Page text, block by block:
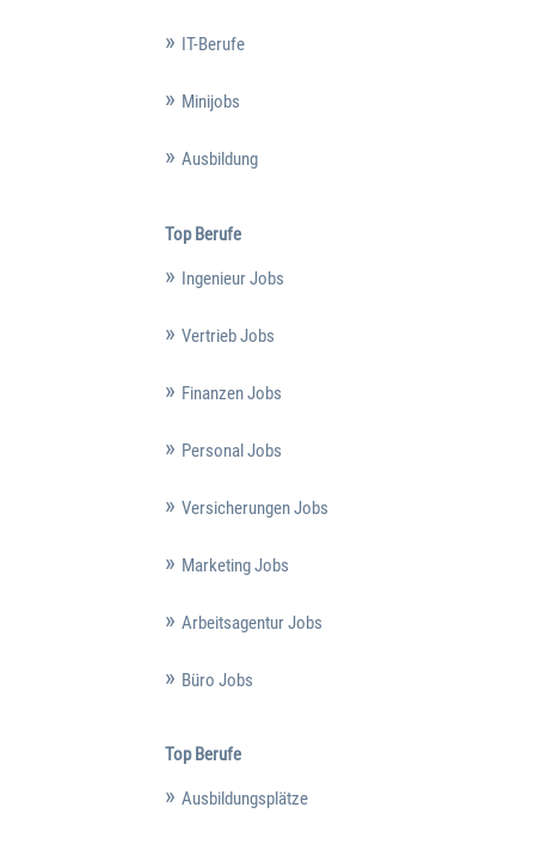
IT-Berufe
Minijobs
Ausbildung
Top Berufe
Ingenieur Jobs
Vertrieb Jobs
Finanzen Jobs
Personal Jobs
Versicherungen Jobs
Marketing Jobs
Arbeitsagentur Jobs
Büro Jobs
Top Berufe
Ausbildungsplätze